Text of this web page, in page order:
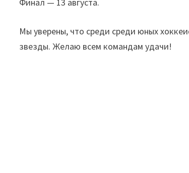
Финал — 13 августа.
Мы уверены, что среди среди юных
звезды. Желаю всем командам удачи!